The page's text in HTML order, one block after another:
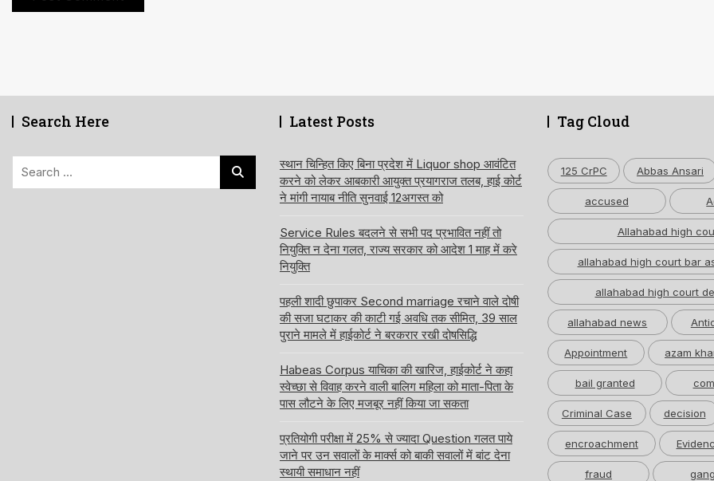
Search Here Latest Posts
स्थान चिन्हित किए बिना प्रदेश में Liquor shop आवंटित
करने को लेकर आबकारी आयुक्त प्रयागराज तलब, हाई कोर्ट
ने मांगी नायाब नीति सुनवाई 12अगस्त को
Service Rules बदलने से सभी पद प्रभावित नहीं तो
नियुक्ति न देना गलत, राज्य सरकार को आदेश 1 माह में करे
नियुक्ति
पहली शादी छुपाकर Second marriage रचाने वाले दोषी
की सजा घटाकर की काटी गई अवधि तक सीमित, 39 साल
पुराने मामले में हाईकोर्ट ने बरकरार रखी दोषसिद्धि
Habeas Corpus याचिका की खारिज, हाईकोर्ट ने कहा
स्वेच्छा से विवाह करने वाली बालिग महिला को माता-पिता के
पास लौटने के लिए मजबूर नहीं किया जा सकता
प्रतियोगी परीक्षा में 25% से ज्यादा Question गलत पाये
जाने पर उन सवालों के मार्क्स को बाकी सवालों में बांट देना
स्थायी समाधान नहीं
Tag Cloud
125 CrPC Abbas Ansari
accused
Allahabad high
allahabad high court bar
allahabad high court
allahabad news
Appointment azam
bail granted
Criminal Case decision
encroachment
fraud